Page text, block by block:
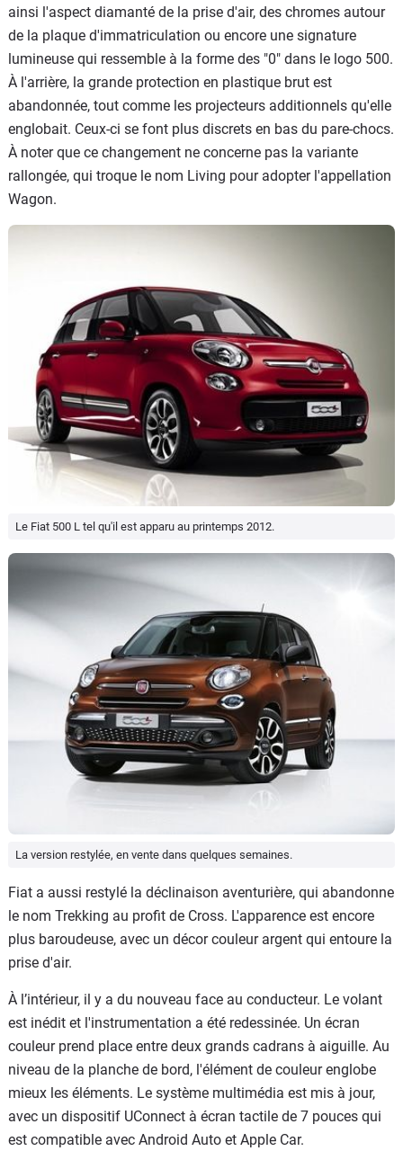
ainsi l'aspect diamanté de la prise d'air, des chromes autour
de la plaque d'immatriculation ou encore une signature
lumineuse qui ressemble à la forme des "0" dans le logo 500.
À l'arrière, la grande protection en plastique brut est
abandonnée, tout comme les projecteurs additionnels qu'elle
englobait. Ceux-ci se font plus discrets en bas du pare-chocs.
À noter que ce changement ne concerne pas la variante
rallongée, qui troque le nom Living pour adopter l'appellation
Wagon.
Le Fiat 500 L tel qu'il est apparu au printemps 2012.
La version restylée, en vente dans quelques semaines.
Fiat a aussi restylé la déclinaison aventurière, qui abandonne
le nom Trekking au profit de Cross. L'apparence est encore
plus baroudeuse, avec un décor couleur argent qui entoure la
prise d'air.
À l’intérieur, il y a du nouveau face au conducteur. Le volant
est inédit et l'instrumentation a été redessinée. Un écran
couleur prend place entre deux grands cadrans à aiguille. Au
niveau de la planche de bord, l'élément de couleur englobe
mieux les éléments. Le système multimédia est mis à jour,
avec un dispositif UConnect à écran tactile de 7 pouces qui
est compatible avec Android Auto et Apple Car.